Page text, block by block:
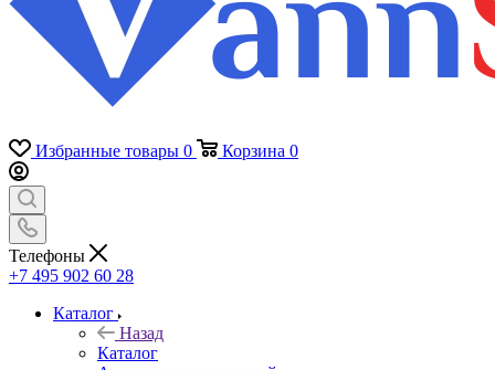
Избранные товары 0 Корзина 0
Телефоны
+7 495 902 60 28
Каталог
Назад
Каталог